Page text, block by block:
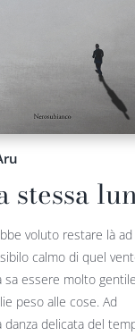
stessa
voluto restare là ad
calmo di quel
sa essere molto gentile
peso alle cose. Ad
danza delicata del